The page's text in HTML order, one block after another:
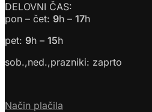
DELOVNI ČAS:
pon – čet: 9h – 17h
pet: 9h – 15h
sob.,ned.,prazniki: zaprto
Način plačila